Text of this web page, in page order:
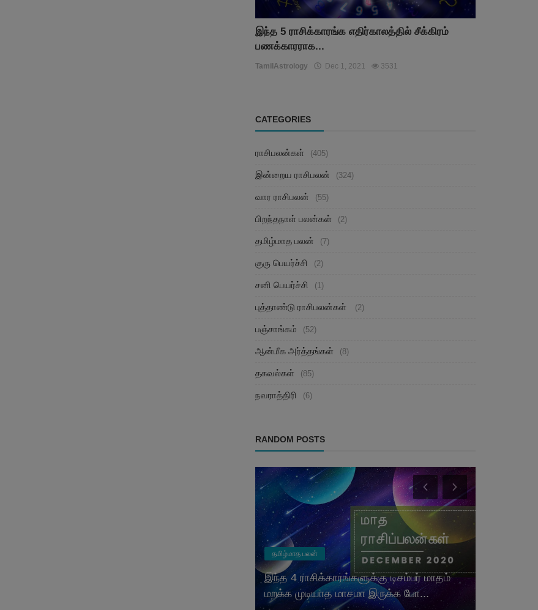
இந்த 5 ராசிக்காரங்க எதிர்காலத்தில் சீக்கிரம்
பணக்காரராக...
TamilAstrology Dec 1, 2021 3531
CATEGORIES
ராசிபலன்கள் (405)
இன்றைய ராசிபலன் (324)
வார ராசிபலன் (55)
பிறந்தநாள் பலன்கள் (2)
தமிழ்மாத பலன் (7)
குரு பெயர்ச்சி (2)
சனி பெயர்ச்சி (1)
புத்தாண்டு ராசிபலன்கள் (2)
பஞ்சாங்கம் (52)
ஆன்மீக அர்த்தங்கள் (8)
தகவல்கள் (85)
நவராத்திரி (6)
RANDOM POSTS
தமிழ்மாத பலன்
இந்த 4 ராசிக்காரங்களுக்கு டிசம்பர் மாதம்
மறக்க முடியாத மாசமா இருக்க போ...